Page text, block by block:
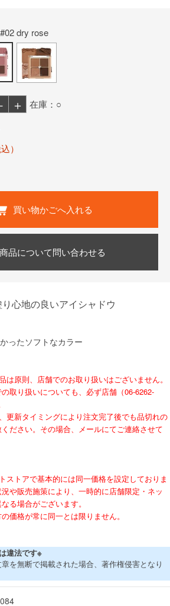
dry rose
＋
在庫：○
）
買い物かごへ入れる
品について問い合わせる
心地の良いアイシャドウ
ったソフトなカラー
は原則、店舗でのお取り扱いはございません。
取り扱いについても、必ず店舗（06-6262-
更新タイミングにより注文完了後でも品切れの
ださい。その場合、メールにてご連絡させて
ストアで基本的には同一価格を設定しておりま
や販売施策により、一時的に店舗限定・ネッ
る場合がございます。
価格が常に同一とは限りません。
違法です※
を無断で掲載された場合、著作権侵害となり